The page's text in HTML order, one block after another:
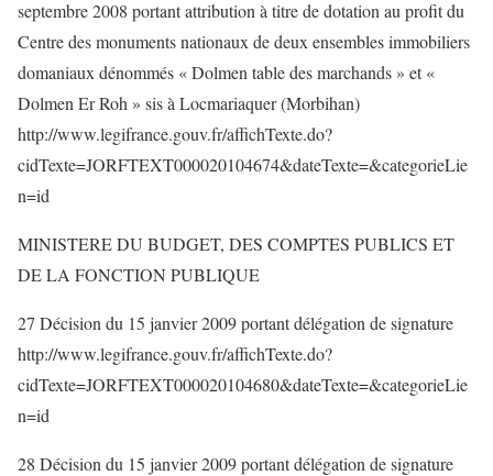
septembre 2008 portant attribution à titre de dotation au profit du
Centre des monuments nationaux de deux ensembles immobiliers
domaniaux dénommés « Dolmen table des marchands » et «
Dolmen Er Roh » sis à Locmariaquer (Morbihan)
http://www.legifrance.gouv.fr/affichTexte.do?
cidTexte=JORFTEXT000020104674&dateTexte=&categorieLie
n=id
MINISTERE DU BUDGET, DES COMPTES PUBLICS ET
DE LA FONCTION PUBLIQUE
27 Décision du 15 janvier 2009 portant délégation de signature
http://www.legifrance.gouv.fr/affichTexte.do?
cidTexte=JORFTEXT000020104680&dateTexte=&categorieLie
n=id
28 Décision du 15 janvier 2009 portant délégation de signature